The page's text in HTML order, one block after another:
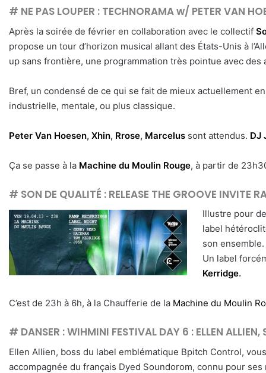
# NE PAS LOUPER : TECHNORAMA w/ PETER VAN
Après la soirée de février en collaboration avec le collectif
propose un tour d’horizon musical allant des États-Unis à
up sans frontière, une programmation très pointue avec
Bref, un condensé de ce qui se fait de mieux actuellement
industrielle, mentale, ou plus classique.
Peter Van Hoesen, Xhin, Rrose, Marcelus sont attendus. DJ
Ça se passe à la Machine du Moulin Rouge, à partir de
# SON DE QUALITÉ : RELEASE THE GROOVE INVITE
Illustre pour
label
son ensemble.
Un label
Kerridge.
C’est de 23h à 6h, à la Chaufferie de la Machine du Moulin
# DANSER :WIHMINI FESTIVAL DAY 6 : ELLEN
Ellen Allien, boss du label emblématique Bpitch Control,
accompagnée du français Dyed Soundorom, connu pour